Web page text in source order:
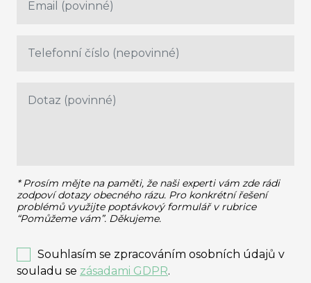
* Prosím mějte na paměti, že naši experti vám zde rádi
zodpoví dotazy obecného rázu. Pro konkrétní řešení
problémů využijte poptávkový formulář v rubrice
“Pomůžeme vám”. Děkujeme.
Souhlasím se zpracováním osobních údajů v
souladu se zásadami GDPR.